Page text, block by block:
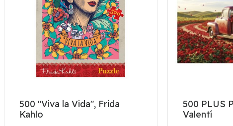
500 "Viva la Vida", Frida
Kahlo
500 PLUS
Valentí